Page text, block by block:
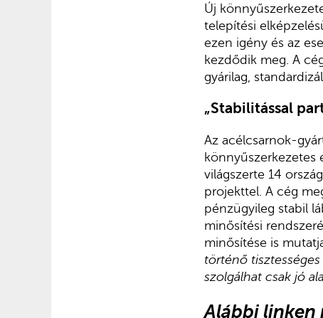
Új
telepítési
ezen igény és az
kezdődik meg. A
gyárilag,
„Stabilitással
Az acélcsarnok-
könnyűszerkezetes
világszerte 14
projekttel. A cég
pénzügyileg stabil
minősítési
minősítése is
történő
szolgálhat csak jó
Alábbi linken